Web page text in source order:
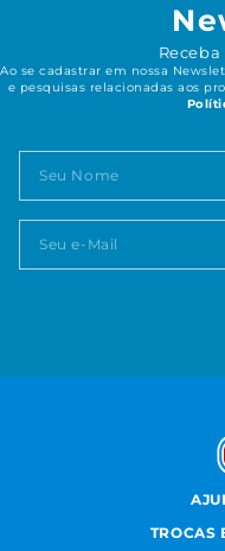
Ao se cadastrar em nossa
e pesquisas relacionadas aos
TROCAS